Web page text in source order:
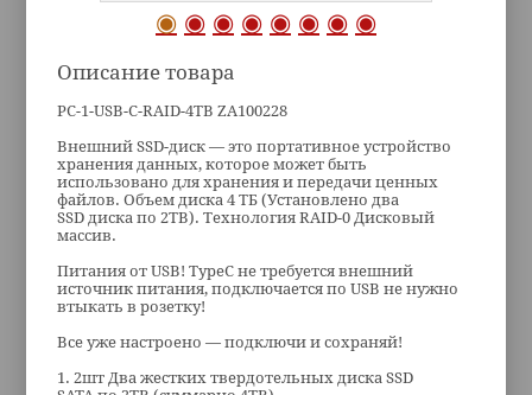
Описание товара
PC-1-USB-C-RAID-4TB ZA100228
Внешний SSD-диск — это портативное устройство
хранения данных, которое может быть
использовано для хранения и передачи ценных
файлов. Объем диска 4 ТБ (Установлено два
SSD диска по 2TB). Технология RAID-0 Дисковый
массив.
Питания от USB! TypeC не требуется внешний
источник питания, подключается по USB не нужно
втыкать в розетку!
Все уже настроено — подключи и сохраняй!
1. 2шт Два жестких твердотельных диска SSD